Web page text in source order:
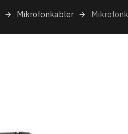
Mikrofonkabler